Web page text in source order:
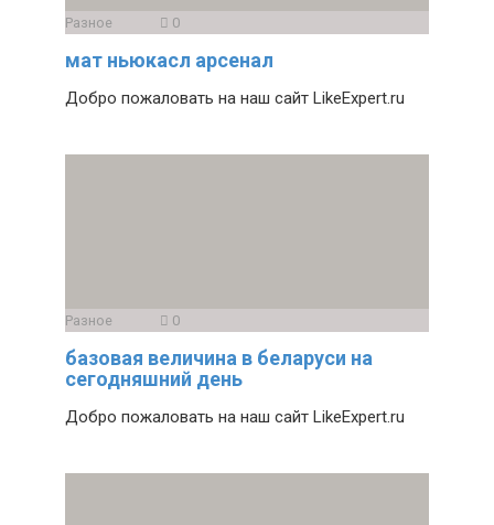
Разное 0
мат ньюкасл арсенал
Добро пожаловать на наш сайт LikeExpert.ru
Разное 0
базовая величина в беларуси на
сегодняшний день
Добро пожаловать на наш сайт LikeExpert.ru